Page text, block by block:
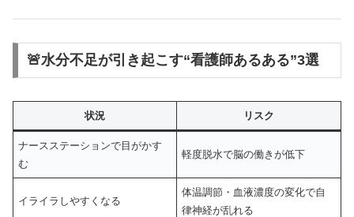
🚨水分不足が引き起こす“看護師あるある”3選
状況 リスク
ナースステーションで目がかす
む
軽度脱水で脳の働きが低下
イライラしやすくなる
体温調節・血液濃度の変化で自
律神経が乱れる